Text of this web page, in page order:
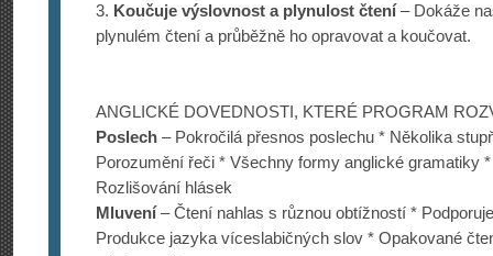
3. Koučuje výslovnost a plynulost čtení– Dokáže
plynulém čtení a průběžně ho opravovat a koučovat.
ANGLICKÉ DOVEDNOSTI, KTERÉ PROGRAM
Poslech – Pokročilá přesnos poslechu * Několika
Porozumění řeči * Všechny formy anglické gramatiky
Rozlišování hlásek
Mluvení– Čtení nahlas s různou obtížností *
Produkce jazyka víceslabičných slov * Opakované